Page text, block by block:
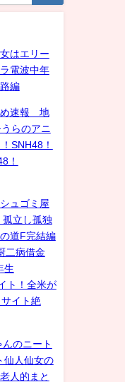
はエリー
電波中年
編
め速報 地
らのアニ
SNH48！
！
ュゴミ屋
立し孤独
道F完結編
二病借金
生
ト！全米が
イト絶
のニート
仙人仙女の
人的まと